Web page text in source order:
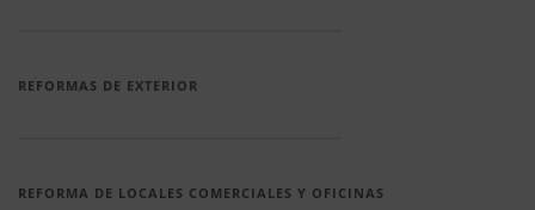
REFORMAS DE EXTERIOR
REFORMA DE LOCALES COMERCIALES Y OFICINAS